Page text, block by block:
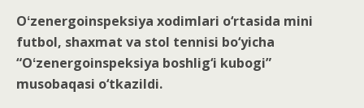
Oʻzenergoinspeksiya xodimlari o‘rtasida mini
futbol, shaxmat va stol tennisi bo‘yicha
“Oʻzenergoinspeksiya boshlig‘i kubogi”
musobaqasi o‘tkazildi.